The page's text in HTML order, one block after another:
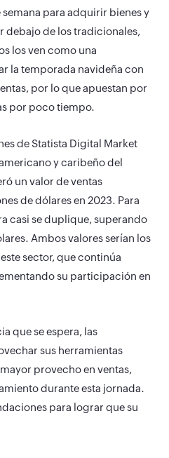
para adquirir bienes y
debajo de los tradicionales,
los ven como una
la temporada navideña con
por lo que apuestan por
por poco tiempo.
de Statista Digital Market
y caribeño del
un valor de ventas
de dólares en 2023. Para
casi se duplique, superando
Ambos valores serían los
sector, que continúa
su participación en
que se espera, las
sus herramientas
provecho en ventas,
durante esta jornada.
para lograr que su